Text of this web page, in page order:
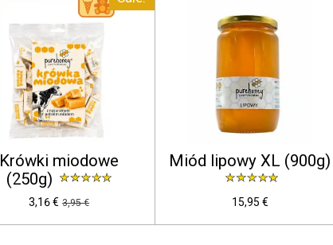
Krówki miodowe
(250g)
3,16 € 3,95 €
Miód lipowy XL (900g)
15,95 €